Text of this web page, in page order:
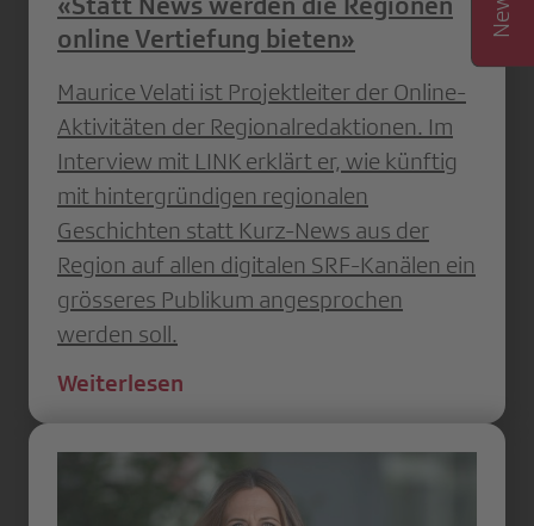
online Vertiefung bieten»
Maurice Velati ist Projektleiter der Online-
Aktivitäten der Regionalredaktionen. Im
Interview mit LINK erklärt er, wie künftig
mit hintergründigen regionalen
Geschichten statt Kurz-News aus der
Region auf allen digitalen SRF-Kanälen ein
grösseres Publikum angesprochen
werden soll.
Weiterlesen